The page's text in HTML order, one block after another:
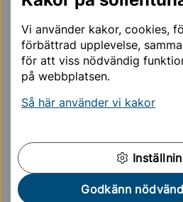
Vi använder kakor, cookies,
förbättrad upplevelse,
för att viss nödvändig
på webbplatsen.
Så här använder vi kakor
Godkänn
Fakturan ska även innehålla
Er referensperson (namn,
mejladress).
Utförd tjänst.
Specificerade
Eventuell avdragen rabatt
förklaring.
Brukarens initialer och fyra